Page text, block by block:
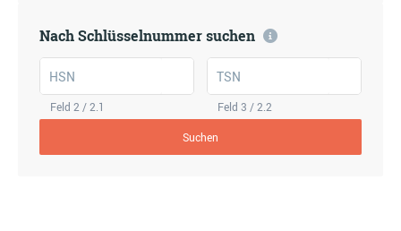
Nach Schlüsselnummer suchen
HSN
Feld 2 / 2.1
TSN
Feld 3 / 2.2
Suchen